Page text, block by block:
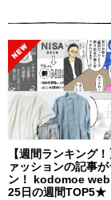
【週間ランキング
ァッションの記事
ン！ kodomoe web
25日の週間TOP5★